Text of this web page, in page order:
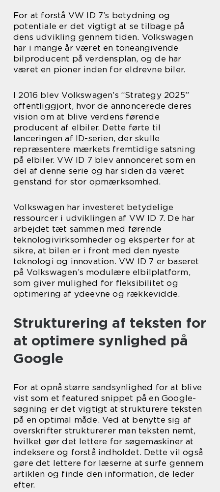
For at forstå VW ID 7’s betydning og
potentiale er det vigtigt at se tilbage på
dens udvikling gennem tiden. Volkswagen
har i mange år været en toneangivende
bilproducent på verdensplan, og de har
været en pioner inden for eldrevne biler.
I 2016 blev Volkswagen’s “Strategy 2025”
offentliggjort, hvor de annoncerede deres
vision om at blive verdens førende
producent af elbiler. Dette førte til
lanceringen af ID-serien, der skulle
repræsentere mærkets fremtidige satsning
på elbiler. VW ID 7 blev annonceret som en
del af denne serie og har siden da været
genstand for stor opmærksomhed.
Volkswagen har investeret betydelige
ressourcer i udviklingen af VW ID 7. De har
arbejdet tæt sammen med førende
teknologivirksomheder og eksperter for at
sikre, at bilen er i front med den nyeste
teknologi og innovation. VW ID 7 er baseret
på Volkswagen’s modulære elbilplatform,
som giver mulighed for fleksibilitet og
optimering af ydeevne og rækkevidde.
Strukturering af teksten for
at optimere synlighed på
Google
For at opnå større sandsynlighed for at blive
vist som et featured snippet på en Google-
søgning er det vigtigt at strukturere teksten
på en optimal måde. Ved at benytte sig af
overskrifter strukturerer man teksten nemt,
hvilket gør det lettere for søgemaskiner at
indeksere og forstå indholdet. Dette vil også
gøre det lettere for læserne at surfe gennem
artiklen og finde den information, de leder
efter.